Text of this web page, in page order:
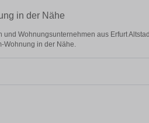
in der Nähe
Wohnungsunternehmen aus Erfurt
Wohnung in der Nähe.